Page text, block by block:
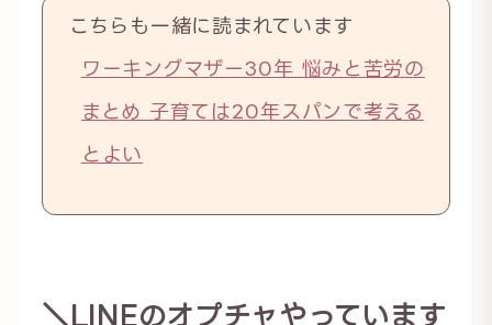
こちらも一緒に読まれています
ワーキングマザー30年 悩みと苦労の
まとめ 子育ては20年スパンで考える
とよい
＼LINEのオプチャやっています